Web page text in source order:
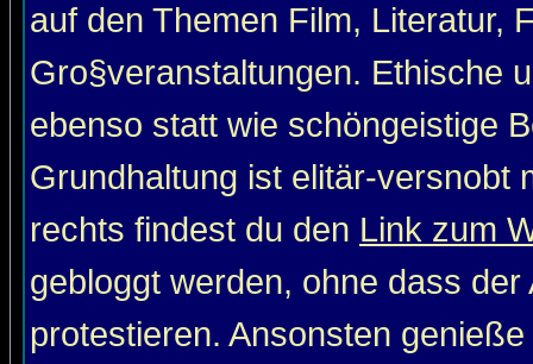
auf den Themen Film, Literatur,
Gro§veranstaltungen. Ethische
ebenso statt wie schöngeistige
Grundhaltung ist elitär-versnobt
rechts findest du den Link zum
gebloggt werden, ohne dass
protestieren. Ansonsten